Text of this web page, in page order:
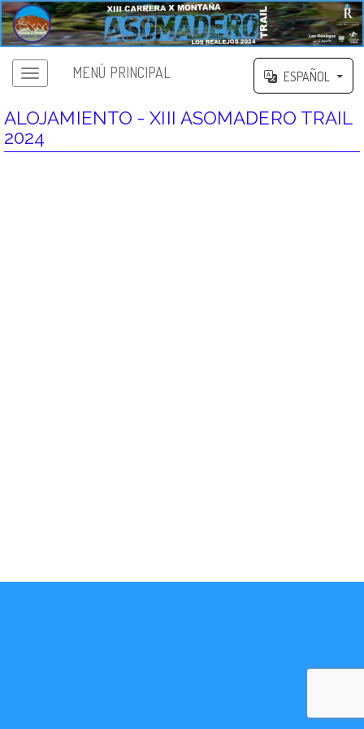
MENÚ PRINCIPAL ESPAÑOL
ALOJAMIENTO - XIII ASOMADERO TRAIL
2024